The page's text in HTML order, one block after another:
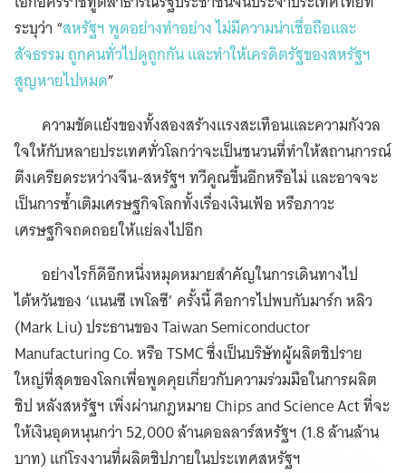
ระบุว่า “สหรัฐฯ พูดอย่างทำอย่าง ไม่มีความน่าเชื่อถือและ
สัจธรรม ถูกคนทั่วไปดูถูกกัน และทำให้เครดิตรัฐของสหรัฐฯ
สูญหายไปหมด”
ความขัดแย้งของทั้งสองสร้างแรงสะเทือนและความกังวล
ใจให้กับหลายประเทศทั่วโลกว่าจะเป็นชนวนที่ทำให้สถานการณ์
ตึงเครียดระหว่างจีน-สหรัฐฯ ทวีคูณขึ้นอีกหรือไม่ และอาจจะ
เป็นการซ้ำเติมเศรษฐกิจโลกทั้งเรื่องเงินเฟ้อ หรือภาวะ
เศรษฐกิจถดถอยให้แย่ลงไปอีก
อย่างไรก็ดีอีกหนึ่งหมุดหมายสำคัญในการเดินทางไป
ไต้หวันของ ‘แนนซี เพโลซี’ ครั้งนี้ คือการไปพบกับมาร์ก หลิว
(Mark Liu) ประธานของ Taiwan Semiconductor
Manufacturing Co. หรือ TSMC ซึ่งเป็นบริษัทผู้ผลิตชิปราย
ใหญ่ที่สุดของโลกเพื่อพูดคุยเกี่ยวกับความร่วมมือในการผลิต
ชิป หลังสหรัฐฯ เพิ่งผ่านกฎหมาย Chips and Science Act ที่จะ
ให้เงินอุดหนุนกว่า 52,000 ล้านดอลลาร์สหรัฐฯ (1.8 ล้านล้าน
บาท) แก่โรงงานที่ผลิตชิปภายในประเทศสหรัฐฯ